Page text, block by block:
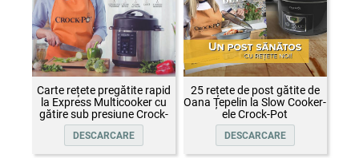
Carte rețete pregătite rapid
la Express Multicooker cu
gătire sub presiune Crock-
Pot
DESCARCARE
25 rețete de post gătite de
Oana Țepelin la Slow Cooker-
ele Crock-Pot
DESCARCARE